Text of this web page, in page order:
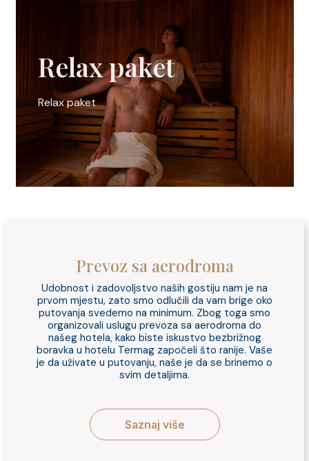
Relax paket
Relax paket
Prevoz sa aerodroma
Udobnost i zadovoljstvo naših gostiju nam je na
prvom mjestu, zato smo odlučili da vam brige oko
putovanja svedemo na minimum. Zbog toga smo
organizovali uslugu prevoza sa aerodroma do
našeg hotela, kako biste iskustvo bezbrižnog
boravka u hotelu Termag započeli što ranije. Vaše
je da uživate u putovanju, naše je da se brinemo o
svim detaljima.
Saznaj više